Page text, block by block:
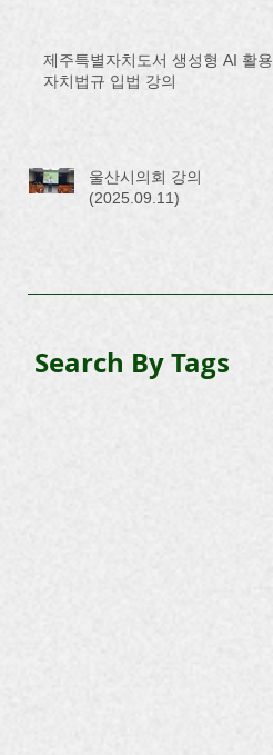
제주특별자치도서 생성형 AI 활용
자치법규 입법 강의
울산시의회 강의
(2025.09.11)
Search By Tags